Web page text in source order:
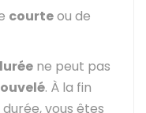
courteou de
ne peut pas
. À la fin
vous êtes